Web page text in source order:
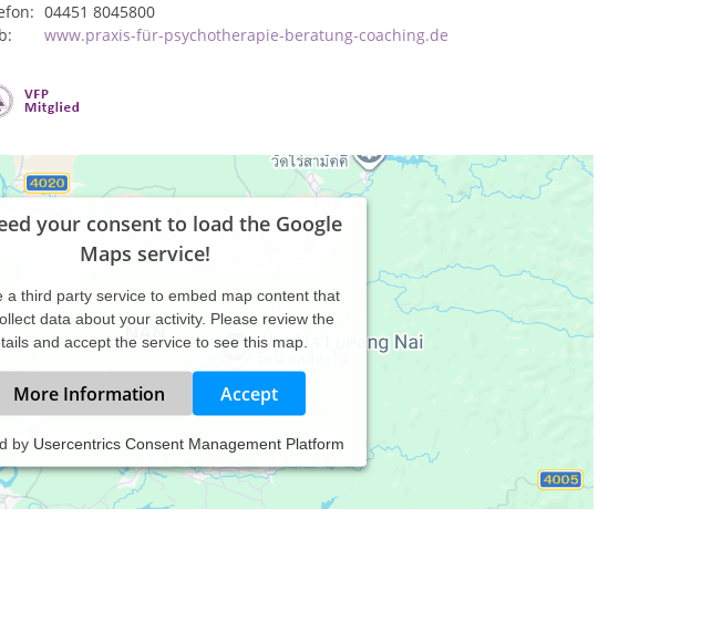
04451 8045800
www.praxis-für-psychotherapie-beratung-coaching.de
your consent to load the Google
Maps service!
a third party service to embed map content that
data about your activity. Please review the
and accept the service to see this map.
More Information Accept
by Usercentrics Consent Management Platform